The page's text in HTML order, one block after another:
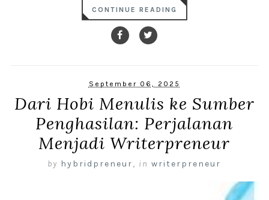
CONTINUE READING
September 06, 2025
Dari Hobi Menulis ke Sumber
Penghasilan: Perjalanan
Menjadi Writerpreneur
by hybridpreneur, in writerpreneur